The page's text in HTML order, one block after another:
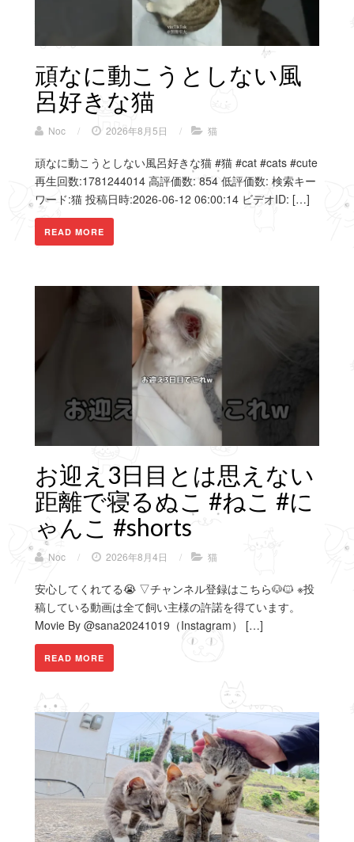
頑なに動こうとしない風
呂好きな猫
Noc / 2026年8月5日 / 猫
頑なに動こうとしない風呂好きな猫 #猫 #cat #cats #cute
再生回数:1781244014 高評価数: 854 低評価数: 検索キー
ワード:猫 投稿日時:2026-06-12 06:00:14 ビデオID: […]
READ MORE
お迎え3日目とは思えない
距離で寝るぬこ #ねこ #に
ゃんこ #shorts
Noc / 2026年8月4日 / 猫
安心してくれてる😭 ▽チャンネル登録はこちら🐶🐱 ※投
稿している動画は全て飼い主様の許諾を得ています。
Movie By @sana20241019（Instagram） […]
READ MORE